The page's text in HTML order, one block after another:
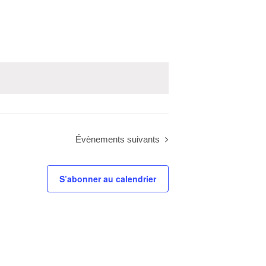
Évènements suivants
S’abonner au calendrier